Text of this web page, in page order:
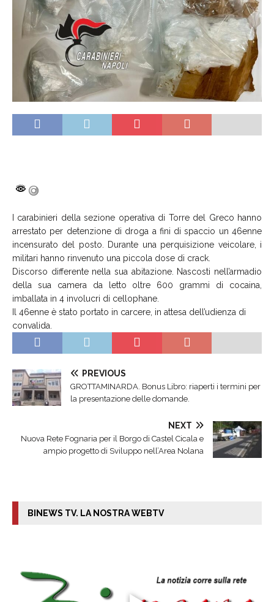
I carabinieri della sezione operativa di Torre del Greco hanno
arrestato per detenzione di droga a fini di spaccio un 46enne
incensurato del posto. Durante una perquisizione veicolare, i
militari hanno rinvenuto una piccola dose di crack.
Discorso differente nella sua abitazione. Nascosti nell’armadio
della sua camera da letto oltre 600 grammi di cocaina,
imballata in 4 involucri di cellophane.
Il 46enne è stato portato in carcere, in attesa dell’udienza di
convalida.
PREVIOUS
GROTTAMINARDA. Bonus Libro: riaperti i termini per
la presentazione delle domande.
NEXT
Nuova Rete Fognaria per il Borgo di Castel Cicala e
ampio progetto di Sviluppo nell’Area Nolana
BINEWS TV. LA NOSTRA WEBTV